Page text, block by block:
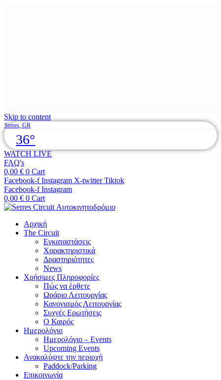
Skip to content
Serres, GR
36°
WATCH LIVE
FAQ's
0,00 € 0 Cart
Facebook-f Instagram X-twitter Tiktok
Facebook-f Instagram
0,00 € 0 Cart
Αρχική
The Circuit
Εγκαταστάσεις
Χαρακτηριστικά
Δραστηριότητες
News
Χρήσιμες Πληροφορίες
Πώς να έρθετε
Ωράριο Λειτουργίας
Κανονισμός Λειτουργίας
Συχνές Ερωτήσεις
Ο Καιρός
Ημερολόγιο
Ημερολόγιο – Events
Upcoming Events
Ανακαλύψτε την περιοχή
Paddock/Parking
Επικοινωνία